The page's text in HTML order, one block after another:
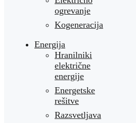
ogrevanje
Kogeneracija
Energija
Hranilniki
električne
energije
Energetske
rešitve
Razsvetljava